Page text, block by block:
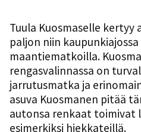
Tuula Kuosmaselle
paljon niin
maantiematkoilla.
rengasvalinnassa on
jarrutusmatka ja
asuva Kuosmanen pitää
autonsa renkaat toimivat
esimerkiksi hiekkateillä.